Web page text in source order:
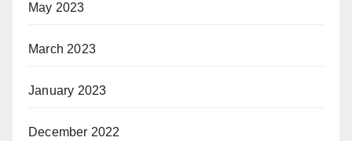
May 2023
March 2023
January 2023
December 2022